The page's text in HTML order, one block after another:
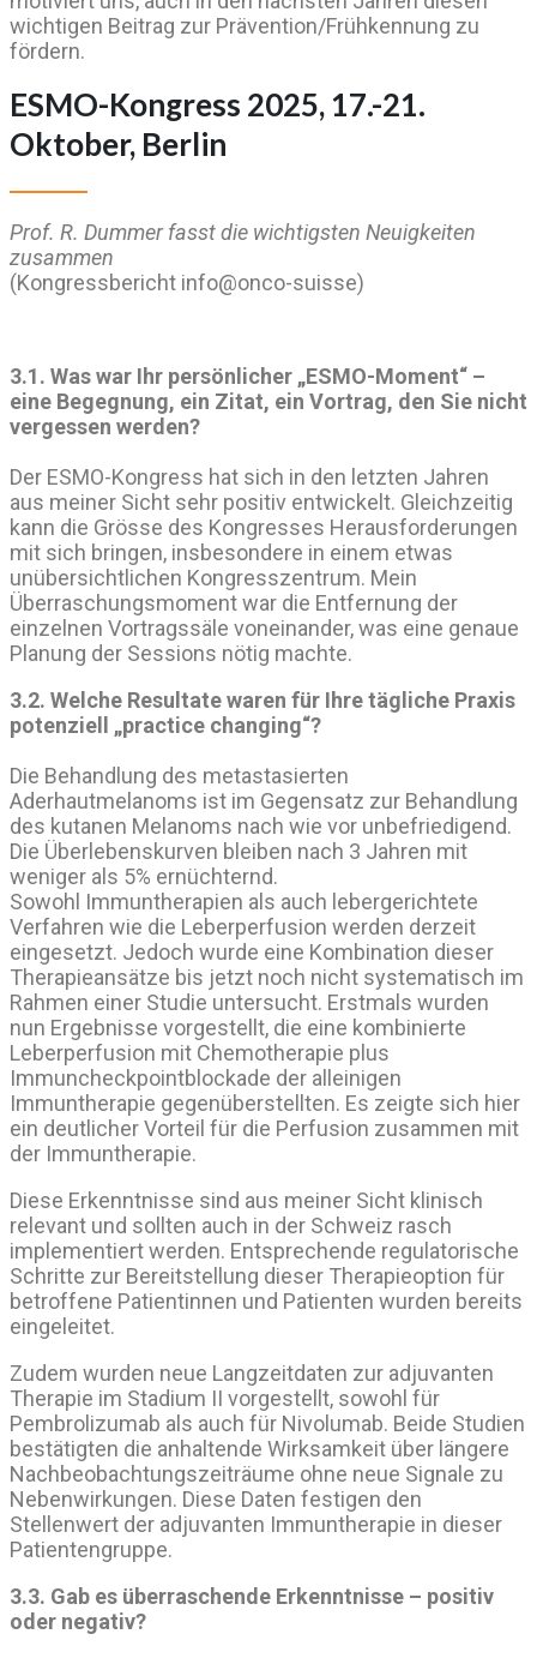
wichtigen Beitrag zur Prävention/Frühkennung zu
fördern.
ESMO-Kongress 2025, 17.-21.
Oktober, Berlin
Prof. R. Dummer fasst die wichtigsten Neuigkeiten
zusammen
(Kongressbericht info@onco-suisse)
3.1. Was war Ihr persönlicher „ESMO-Moment“ –
eine Begegnung, ein Zitat, ein Vortrag, den Sie nicht
vergessen werden?
Der ESMO-Kongress hat sich in den letzten Jahren
aus meiner Sicht sehr positiv entwickelt. Gleichzeitig
kann die Grösse des Kongresses Herausforderungen
mit sich bringen, insbesondere in einem etwas
unübersichtlichen Kongresszentrum. Mein
Überraschungsmoment war die Entfernung der
einzelnen Vortragssäle voneinander, was eine genaue
Planung der Sessions nötig machte.
3.2. Welche Resultate waren für Ihre tägliche Praxis
potenziell „practice changing“?
Die Behandlung des metastasierten
Aderhautmelanoms ist im Gegensatz zur Behandlung
des kutanen Melanoms nach wie vor unbefriedigend.
Die Überlebenskurven bleiben nach 3 Jahren mit
weniger als 5% ernüchternd.
Sowohl Immuntherapien als auch lebergerichtete
Verfahren wie die Leberperfusion werden derzeit
eingesetzt. Jedoch wurde eine Kombination dieser
Therapieansätze bis jetzt noch nicht systematisch im
Rahmen einer Studie untersucht. Erstmals wurden
nun Ergebnisse vorgestellt, die eine kombinierte
Leberperfusion mit Chemotherapie plus
Immuncheckpointblockade der alleinigen
Immuntherapie gegenüberstellten. Es zeigte sich hier
ein deutlicher Vorteil für die Perfusion zusammen mit
der Immuntherapie.
Diese Erkenntnisse sind aus meiner Sicht klinisch
relevant und sollten auch in der Schweiz rasch
implementiert werden. Entsprechende regulatorische
Schritte zur Bereitstellung dieser Therapieoption für
betroffene Patientinnen und Patienten wurden bereits
eingeleitet.
Zudem wurden neue Langzeitdaten zur adjuvanten
Therapie im Stadium II vorgestellt, sowohl für
Pembrolizumab als auch für Nivolumab. Beide Studien
bestätigten die anhaltende Wirksamkeit über längere
Nachbeobachtungszeiträume ohne neue Signale zu
Nebenwirkungen. Diese Daten festigen den
Stellenwert der adjuvanten Immuntherapie in dieser
Patientengruppe.
3.3. Gab es überraschende Erkenntnisse – positiv
oder negativ?